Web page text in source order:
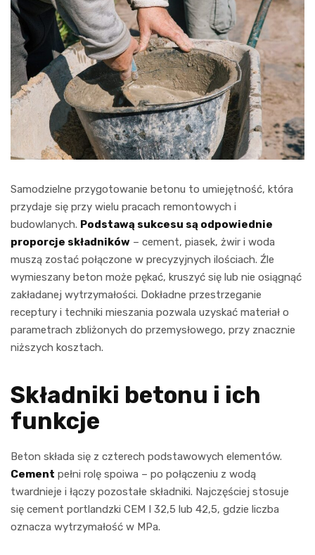
Samodzielne przygotowanie betonu to umiejętność, która
przydaje się przy wielu pracach remontowych i
budowlanych. Podstawą sukcesu są odpowiednie
proporcje składników – cement, piasek, żwir i woda
muszą zostać połączone w precyzyjnych ilościach. Źle
wymieszany beton może pękać, kruszyć się lub nie osiągnąć
zakładanej wytrzymałości. Dokładne przestrzeganie
receptury i techniki mieszania pozwala uzyskać materiał o
parametrach zbliżonych do przemysłowego, przy znacznie
niższych kosztach.
Składniki betonu i ich
funkcje
Beton składa się z czterech podstawowych elementów.
Cement pełni rolę spoiwa – po połączeniu z wodą
twardnieje i łączy pozostałe składniki. Najczęściej stosuje
się cement portlandzki CEM I 32,5 lub 42,5, gdzie liczba
oznacza wytrzymałość w MPa.